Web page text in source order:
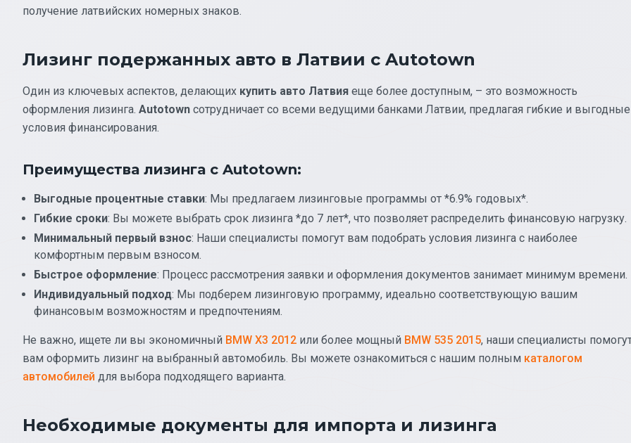
получение латвийских номерных знаков.
Лизинг подержанных авто в Латвии с Autotown
Один из ключевых аспектов, делающих купить авто Латвия еще более доступным, – это возможность
оформления лизинга. Autotown сотрудничает со всеми ведущими банками Латвии, предлагая гибкие и выгодные
условия финансирования.
Преимущества лизинга с Autotown:
Выгодные процентные ставки: Мы предлагаем лизинговые программы от *6.9% годовых*.
Гибкие сроки: Вы можете выбрать срок лизинга *до 7 лет*, что позволяет распределить финансовую нагрузку.
Минимальный первый взнос: Наши специалисты помогут вам подобрать условия лизинга с наиболее
комфортным первым взносом.
Быстрое оформление: Процесс рассмотрения заявки и оформления документов занимает минимум времени.
Индивидуальный подход: Мы подберем лизинговую программу, идеально соответствующую вашим
финансовым возможностям и предпочтениям.
Не важно, ищете ли вы экономичный BMW X3 2012 или более мощный BMW 535 2015, наши специалисты
вам оформить лизинг на выбранный автомобиль. Вы можете ознакомиться с нашим полным каталогом
автомобилей для выбора подходящего варианта.
Необходимые документы для импорта и лизинга